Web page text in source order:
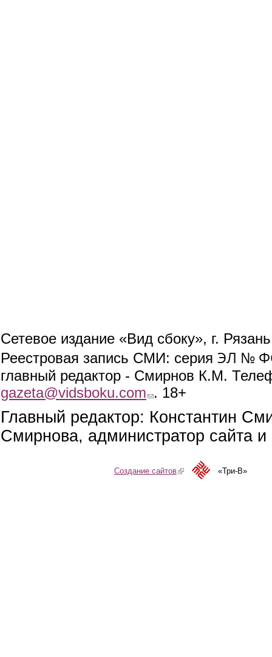
Сетевое издание «Вид сбоку», г.
Реестровая запись СМИ: серия ЭЛ №
главный редактор - Смирнов К.М.
gazeta@vidsboku.com (link sends e-mail)
. 18+
Главный редактор: Константин
Смирнова, администратор сайта
Создание сайтов(link is external)«Три-В»